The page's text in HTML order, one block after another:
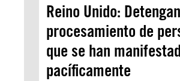
Reino Unido:
procesamiento de
que se han
pacíficamente